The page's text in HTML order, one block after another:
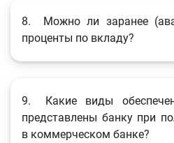
8.
Можно ли заранее
проценты по вкладу?
9.
Какие виды
представлены банку при
в коммерческом банке?